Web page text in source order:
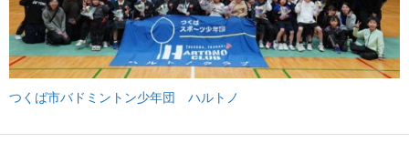
つくば市バドミントン少年団 ハルトノ

サイド

前へ